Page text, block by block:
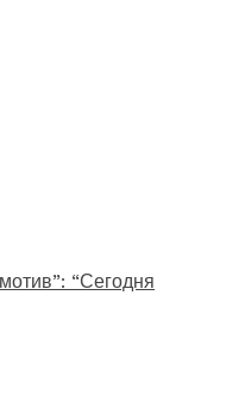
“Сегодня